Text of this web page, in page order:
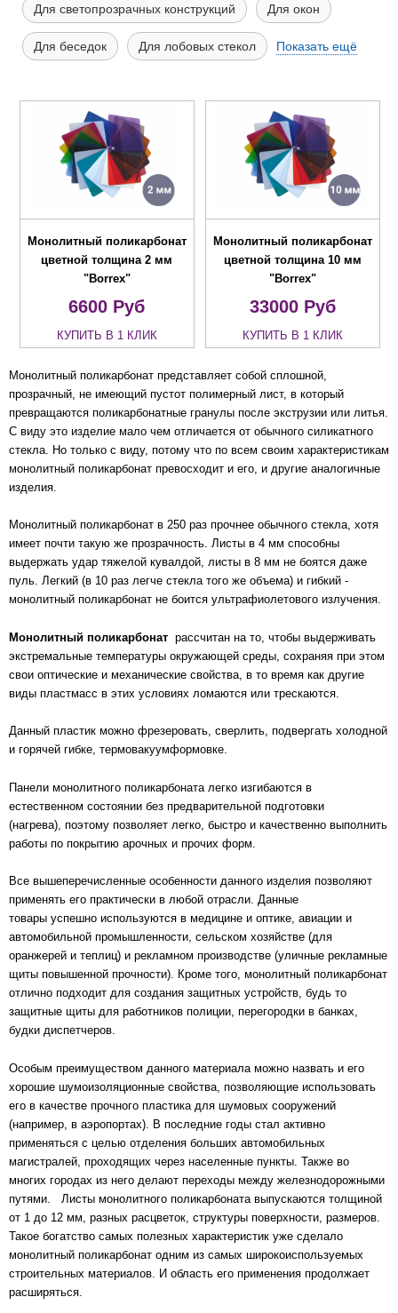
Для светопрозрачных конструкций Для окон
Для беседок Для лобовых стекол Показать ещё
Монолитный поликарбонат
цветной толщина 2 мм
"Borrex"
6600 Руб
КУПИТЬ В 1 КЛИК
Монолитный поликарбонат
цветной толщина 10 мм
"Borrex"
33000Руб
КУПИТЬ В 1 КЛИК
Монолитный поликарбонат представляет собой сплошной,
прозрачный, не имеющий пустот полимерный лист, в который
превращаются поликарбонатные гранулы после экструзии или литья.
С виду это изделие мало чем отличается от обычного силикатного
стекла. Но только с виду, потому что по всем своим характеристикам
монолитный поликарбонат превосходит и его, и другие аналогичные
изделия.
Монолитный поликарбонат в 250 раз прочнее обычного стекла, хотя
имеет почти такую же прозрачность. Листы в 4 мм способны
выдержать удар тяжелой кувалдой, листы в 8 мм не боятся даже
пуль. Легкий (в 10 раз легче стекла того же объема) и гибкий -
монолитный поликарбонат не боится ультрафиолетового излучения.
Монолитный поликарбонат рассчитан на то, чтобы выдерживать
экстремальные температуры окружающей среды, сохраняя при этом
свои оптические и механические свойства, в то время как другие
виды пластмасс в этих условиях ломаются или трескаются.
Данный пластик можно фрезеровать, сверлить, подвергать холодной
и горячей гибке, термовакуумформовке.
Панели монолитного поликарбоната легко изгибаются в
естественном состоянии без предварительной подготовки
(нагрева), поэтому позволяет легко, быстро и качественно выполнить
работы по покрытию арочных и прочих форм.
Все вышеперечисленные особенности данного изделия позволяют
применять его практически в любой отрасли. Данные
товары успешно используются в медицине и оптике, авиации и
автомобильной промышленности, сельском хозяйстве (для
оранжерей и теплиц) и рекламном производстве (уличные рекламные
щиты повышенной прочности). Кроме того, монолитный поликарбонат
отлично подходит для создания защитных устройств, будь то
защитные щиты для работников полиции, перегородки в банках,
будки диспетчеров.
Особым преимуществом данного материала можно назвать и его
хорошие шумоизоляционные свойства, позволяющие использовать
его в качестве прочного пластика для шумовых сооружений
(например, в аэропортах). В последние годы стал активно
применяться с целью отделения больших автомобильных
магистралей, проходящих через населенные пункты. Также во
многих городах из него делают переходы между железнодорожными
путями. Листы монолитного поликарбоната выпускаются толщиной
от 1 до 12 мм, разных расцветок, структуры поверхности, размеров.
Такое богатство самых полезных характеристик уже сделало
монолитный поликарбонат одним из самых широкоиспользуемых
строительных материалов. И область его применения продолжает
расширяться.